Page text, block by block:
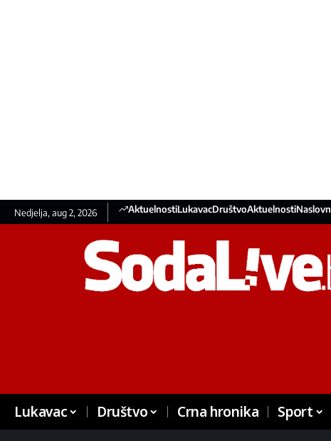
Nedjelja, aug 2, 2026 AktuelnostiLukavacDruštvoAktuelnosti
Lukavac Društvo Crna hronika Sport